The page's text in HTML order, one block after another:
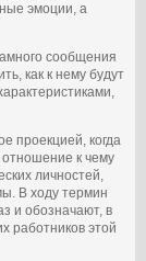
эмоции, а
сообщения
как к нему будут
проекцией, когда
к чему
личностей,
В ходу термин
и обозначают, в
работников этой